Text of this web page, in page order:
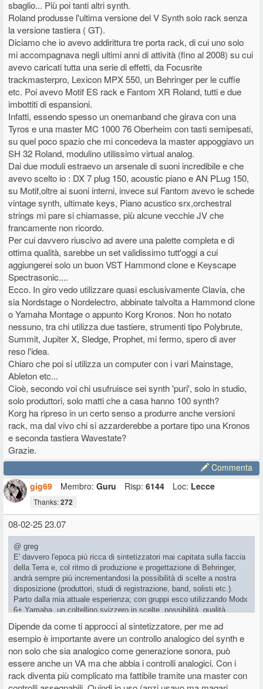
sbaglio... Più poi tanti altri synth.
Roland produsse l'ultima versione del V Synth solo rack senza
la versione tastiera ( GT).
Diciamo che io avevo addirittura tre porta rack, di cui uno solo
mi accompagnava negli ultimi anni di attività (fino al 2008) su cui
avevo caricati tutta una serie di effetti, da Focusrite
trackmasterpro, Lexicon MPX 550, un Behringer per le cuffie
etc. Poi avevo Motif ES rack e Fantom XR Roland, tutti e due
imbottiti di espansioni.
Infatti, essendo spesso un onemanband che girava con una
Tyros e una master MC 1000 76 Oberheim con tasti semipesati,
su quel poco spazio che mi concedeva la master appoggiavo un
SH 32 Roland, modulino utilissimo virtual analog.
Dai due moduli estraevo un arsenale di suoni incredibile e che
avevo scelto io : DX 7 plug 150, acoustic piano e AN PLug 150,
su Motif,oltre ai suoni interni, invece sul Fantom avevo le schede
vintage synth, ultimate keys, Piano acustico srx,orchestral
strings mi pare si chiamasse, più alcune vecchie JV che
francamente non ricordo.
Per cui davvero riuscivo ad avere una palette completa e di
ottima qualità, sarebbe un set validissimo tutt'oggi a cui
aggiungerei solo un buon VST Hammond clone e Keyscape
Spectrasonic....
Ecco. In giro vedo utilizzare quasi esclusivamente Clavia, che
sia Nordstage o Nordelectro, abbinate talvolta a Hammond clone
o Yamaha Montage o appunto Korg Kronos. Non ho notato
nessuno, tra chi utilizza due tastiere, strumenti tipo Polybrute,
Summit, Jupiter X, Sledge, Prophet, mi fermo, spero di aver
reso l'idea.
Chiaro che poi si utilizza un computer con i vari Mainstage,
Ableton etc...
Cioè, secondo voi chi usufruisce sei synth 'puri', solo in studio,
solo produttori, solo matti che a casa hanno 100 synth?
Korg ha ripreso in un certo senso a produrre anche versioni
rack, ma dal vivo chi si azzarderebbe a portare tipo una Kronos
e seconda tastiera Wavestate?
Grazie.
Commenta
gig69
Membro: Guru Risp: 6144 Loc: Lecce
Thanks:272
08-02-25 23.07
@ greg
E' davvero l'epoca più ricca di sintetizzatori mai capitata sulla faccia
della Terra e, col ritmo di produzione e progettazione di Behringer,
andrà sempre più incrementandosi la possibilità di scelte a nostra
disposizione (produttori, studi di registrazione, band, solisti etc.).
Parto dalla mia attuale esperienza; con gruppi esco utilizzando Modx
6+ Yamaha, un coltellino svizzero in scelte, possibilità, qualità
qualche buon plug in
soprattutto quando cerco QUEL SUONO vintage, Solina, Mellotron,
Hammond, Mini, Juno, Odissey etc....infine suono in midi i piani
elettrici e acustici su Acuna 88 oppure SL 73.
La domanda che vi pongo è questa: Utilizzate od utilizzeste, in un
set semplice con max 2 tastiere,il secondo sinth tipo Opsix Korg,
Dipende da come ti approcci al sintetizzatore, per me ad
esempio è importante avere un controllo analogico del synth e
non solo che sia analogico come generazione sonora, può
essere anche un VA ma che abbia i controlli analogici. Con i
rack diventa più complicato ma fattibile tramite una master con